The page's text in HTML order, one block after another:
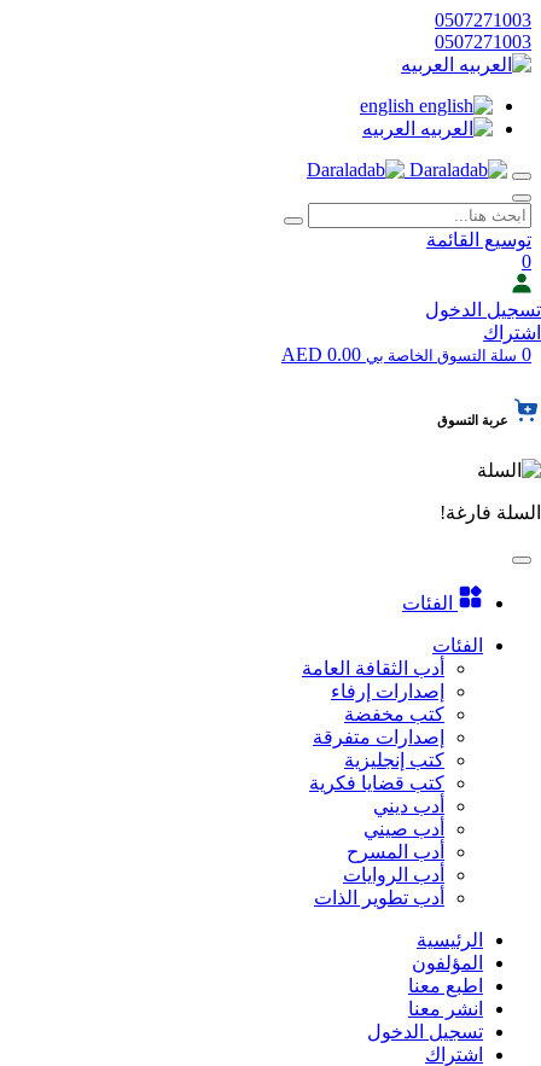
0507271003
0507271003
العربيه
english
العربيه
توسيع القائمة
0
تسجيل الدخول
اشتراك
0 سلة التسوق الخاصة بي
عربة التسوق
السلة فارغة!
الفئات
الفئات
أدب الثقافة العامة
إصدارات إرفاء
كتب مخفضة
إصدارات متفرقة
كتب إنجليزية
كتب قضايا فكرية
أدب ديني
أدب صيني
أدب المسرح
أدب الروايات
أدب تطوير الذات
الرئيسية
المؤلفون
اطبع معنا
انشر معنا
تسجيل الدخول
اشتراك